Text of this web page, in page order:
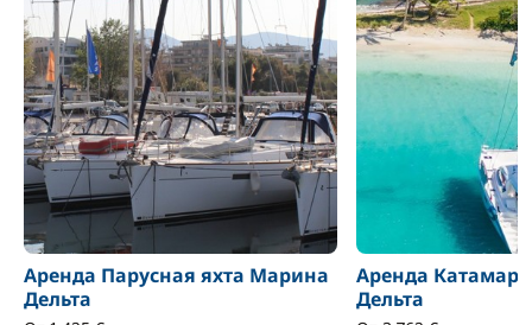
Аренда Парусная яхта Марина
Дельта
Аренда
Дельта